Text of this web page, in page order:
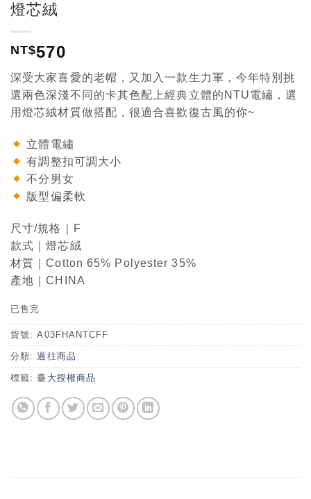
燈芯絨
NT$570
深受大家喜愛的老帽，又加入一款生力軍，今年特別挑
選兩色深淺不同的卡其色配上經典立體的NTU電繡，選
用燈芯絨材質做搭配，很適合喜歡復古風的你~
立體電繡
有調整扣可調大小
不分男女
版型偏柔軟
尺寸/規格｜F
款式｜燈芯絨
材質｜Cotton 65% Polyester 35%
產地｜CHINA
已售完
貨號:A03FHANTCFF
分類:過往商品
標籤:臺大授權商品